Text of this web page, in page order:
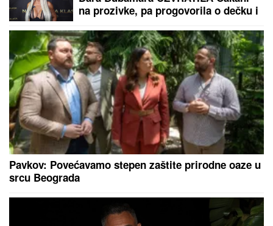
VERICA RAKOČEVIĆ I VELJKO
PRAVE BAZEN U VILI NA AVALI
Imanje vredi milione, a sada podelili
snimak iz dvorišta: Bagerista uveliko
izvodi radove (Video)